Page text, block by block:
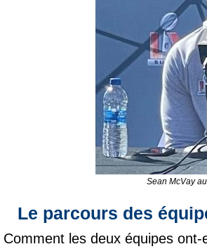
Sean McVay
Le parcours des
Comment les deux équipes